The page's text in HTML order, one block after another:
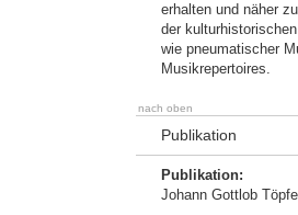
erhalten und näher
der
wie pneumatischer
Musikrepertoires.
nach oben
Publikation
Publikation:
Johann Gottlob